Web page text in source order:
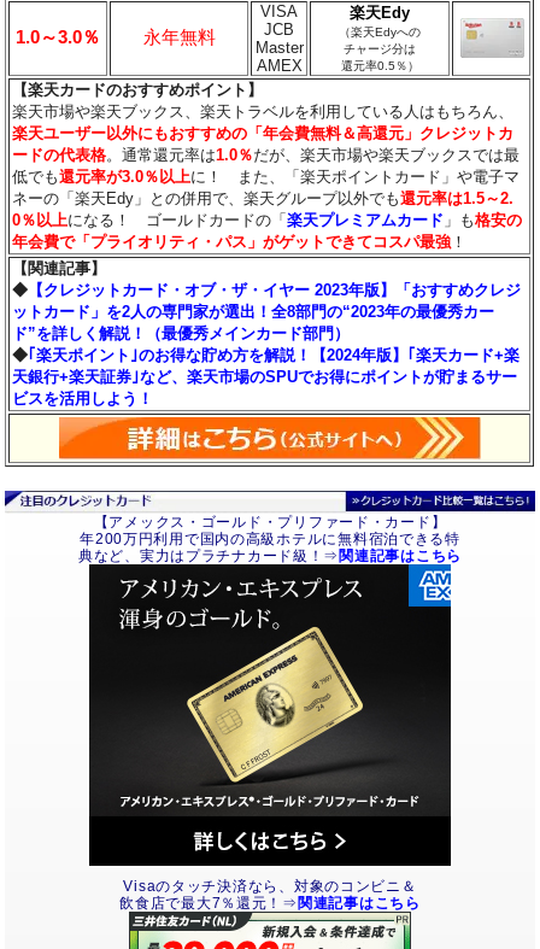
1.0～3.0％ 永年無料
VISA
JCB
Master
AMEX
楽天Edy
（楽天Edyへの
チャージ分は
還元率0.5％）
【楽天カードのおすすめポイント】
楽天市場や楽天ブックス、楽天トラベルを利用している人はもちろん、
楽天ユーザー以外にもおすすめの「年会費無料＆高還元」クレジットカ
ードの代表格。通常還元率は1.0％だが、楽天市場や楽天ブックスでは最
低でも還元率が3.0％ 以上に！ また、「楽天ポイントカード」や電子マ
ネーの「楽天Edy」との併用で、楽天グループ以外でも還元率は1.5～2.
0％以上になる！ ゴールドカードの「楽天プレミアムカード 」も格安の
年会費で「プライオリティ・パス」がゲットできてコスパ最強 ！
【関連記事】
◆ 【クレジットカード・オブ・ザ・イヤー 2023年版】「おすすめクレジ
ットカード」を2人の専門家が選出！全8部門の“2023年の最優秀カー
ド”を詳しく解説！（最優秀メインカード部門）
◆ ｢楽天ポイント｣のお得な貯め方を解説！【2024年版】｢楽天カード+楽
天銀行+楽天証券｣など、楽天市場のSPUでお得にポイントが貯まるサー
ビスを活用しよう！
【アメックス・ゴールド・プリファード・カード】
年200万円利用で国内の高級ホテルに無料宿泊できる特
典など、実力はプラチナカード級！⇒ 関連記事はこちら
Visaのタッチ決済なら、対象のコンビニ＆
飲食店で最大7％還元！⇒ 関連記事はこちら